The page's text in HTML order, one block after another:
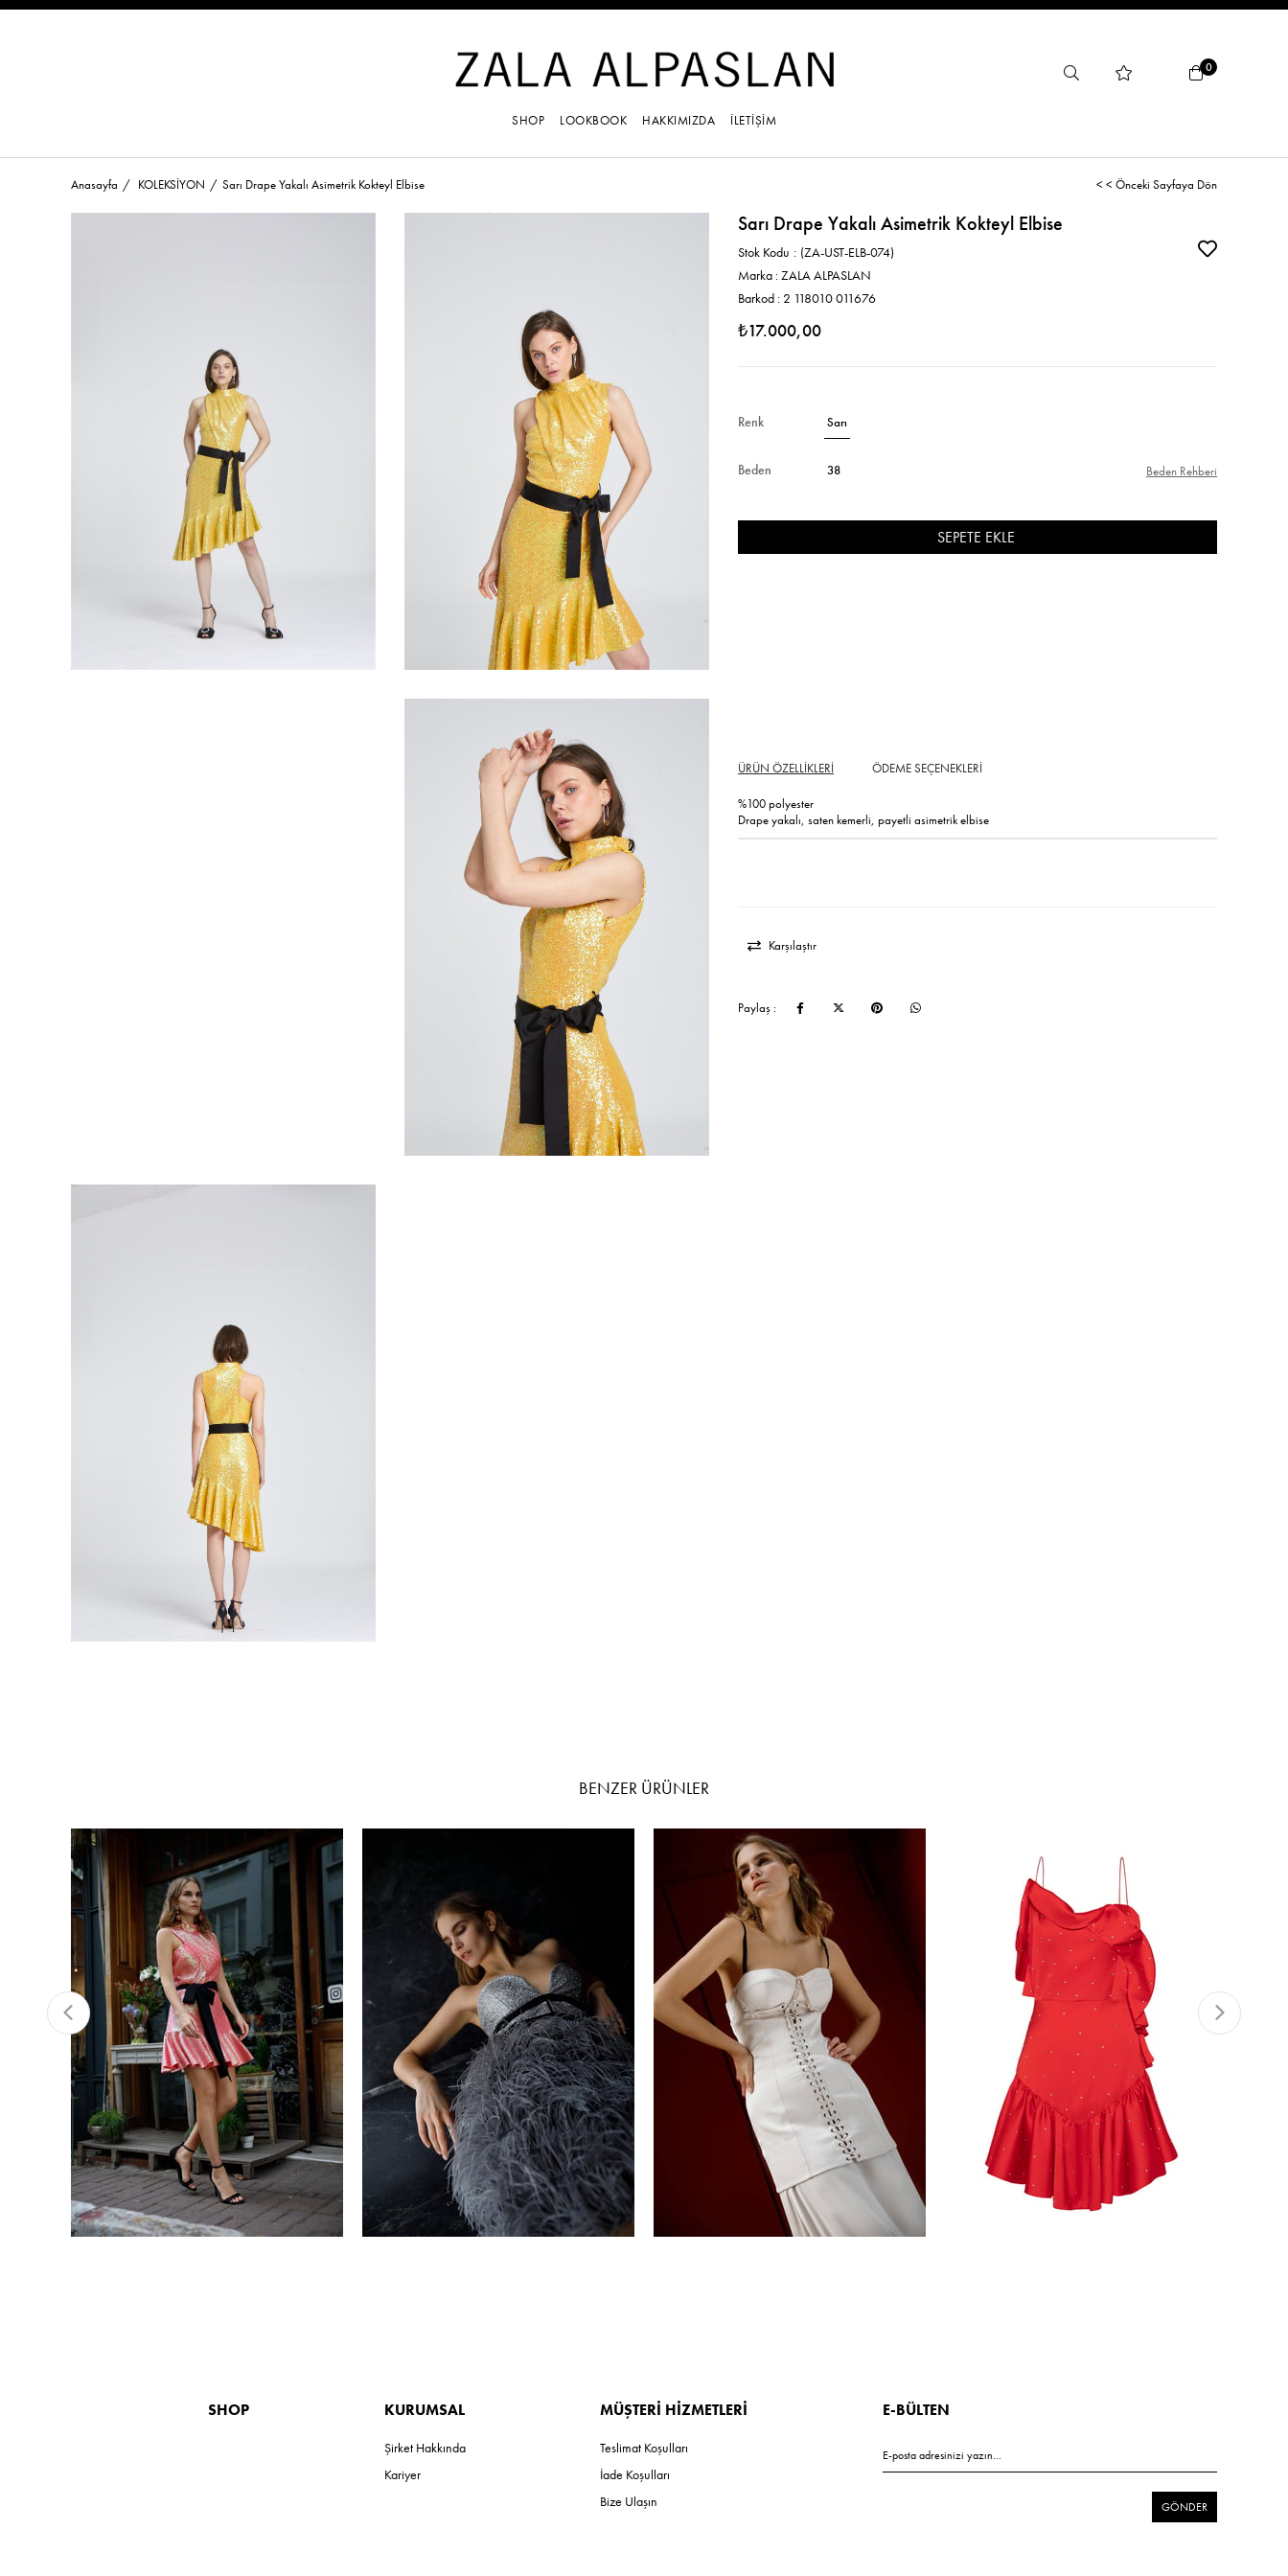
0
SHOP LOOKBOOK HAKKIMIZDA İLETİŞİM
Anasayfa KOLEKSİYON Sarı Drape Yakalı Asimetrik Kokteyl Elbise < < Önceki Sayfaya Dön
Sarı Drape Yakalı Asimetrik Kokteyl Elbise
Stok Kodu
(ZA-UST-ELB-074)
Marka :ZALA ALPASLAN
Barkod : 2 118010 011676
₺17.000,00
Renk Sarı
Beden 38 Beden Rehberi
ÜRÜN ÖZELLIKLERI ÖDEME SEÇENEKLERI
%100 polyester
Drape yakalı, saten kemerli, payetli asimetrik elbise
Karşılaştır
Paylaş :
BENZER ÜRÜNLER
SHOP KURUMSAL
Şirket Hakkında
Kariyer
MÜŞTERİ HİZMETLERİ
Teslimat Koşulları
İade Koşulları
Bize Ulaşın
E-BÜLTEN
GÖNDER